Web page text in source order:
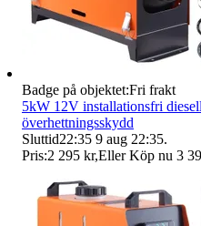
Badge på objektet:Fri frakt
5kW 12V installationsfri
överhettningsskydd
Sluttid22:35 9 aug 22:35.
Pris:2 295 kr,Eller Köp nu 3